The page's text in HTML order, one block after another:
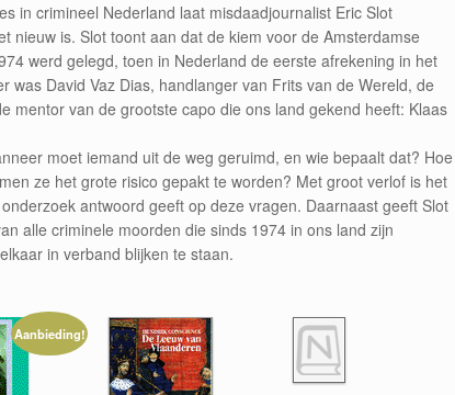
in crimineel Nederland laat misdaadjournalist Eric Slot
nieuw is. Slot toont aan dat de kiem voor de Amsterdamse
werd gelegd, toen in Nederland de eerste afrekening in het
was David Vaz Dias, handlanger van Frits van de Wereld, de
mentor van de grootste capo die ons land gekend heeft: Klaas
moet iemand uit de weg geruimd, en wie bepaalt dat? Hoe
ze het grote risico gepakt te worden? Met groot verlof is het
antwoord geeft op deze vragen. Daarnaast geeft Slot
alle criminele moorden die sinds 1974 in ons land zijn
in verband blijken te staan.
Aanbieding!